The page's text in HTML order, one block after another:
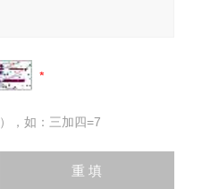
，如：三加四=7